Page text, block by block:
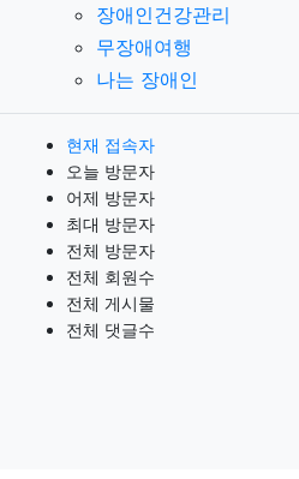
장애인건강관리
무장애여행
나는 장애인
현재 접속자
오늘 방문자
어제 방문자
최대 방문자
전체 방문자
전체 회원수
전체 게시물
전체 댓글수